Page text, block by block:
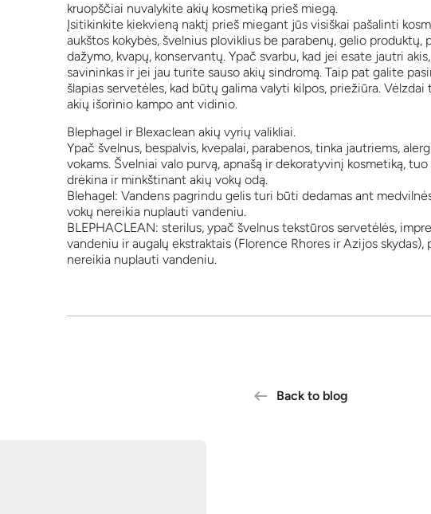
kruopščiai nuvalykite akių kosmetiką prieš miegą.
Įsitikinkite kiekvieną naktį prieš miegant jūs visiškai pašalinti
aukštos kokybės, švelnius ploviklius be parabenų, gelio produktų,
dažymo, kvapų, konservantų. Ypač svarbu, kad jei esate jautri
savininkas ir jei jau turite sauso akių sindromą. Taip pat galite
šlapias servetėles, kad būtų galima valyti kilpos, priežiūra.
akių išorinio kampo ant vidinio.
Blephagel ir Blexaclean akių vyrių valikliai.
Ypač švelnus, bespalvis, kvepalai, parabenos, tinka jautriems,
vokams. Švelniai valo purvą, apnašą ir dekoratyvinį kosmetiką,
drėkina ir minkštinant akių vokų odą.
Blehagel: Vandens pagrindu gelis turi būti dedamas ant
vokų nereikia nuplauti vandeniu.
BLEPHACLEAN: sterilus, ypač švelnus tekstūros servetėlės,
vandeniu ir augalų ekstraktais (Florence Rhores ir Azijos skydas),
nereikia nuplauti vandeniu.
Back to blog